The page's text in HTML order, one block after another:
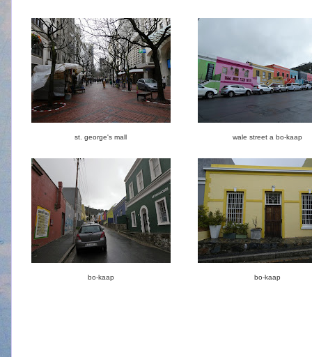
st. george's mall wale street a bo-kaap
bo-kaap bo-kaap